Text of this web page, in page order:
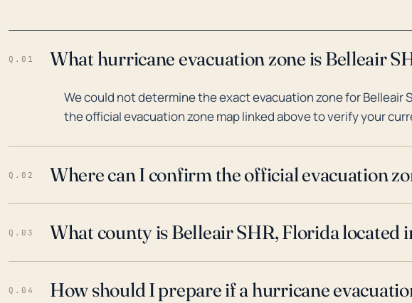
Q.01 What hurricane evacuation zone is Belleair
We could not determine the exact evacuation zone for Belleair
the official evacuation zone map linked above to verify your
Q.02 Where can I confirm the official evacuation
Q.03 What county is Belleair SHR, Florida located
Q.04 How should I prepare if a hurricane